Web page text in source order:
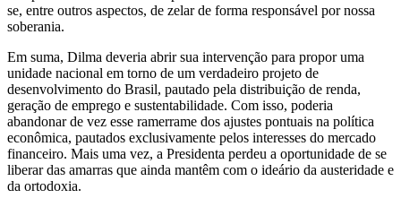
se, entre outros aspectos, de zelar de forma responsável por nossa
soberania.
Em suma, Dilma deveria abrir sua intervenção para propor uma
unidade nacional em torno de um verdadeiro projeto de
desenvolvimento do Brasil, pautado pela distribuição de renda,
geração de emprego e sustentabilidade. Com isso, poderia
abandonar de vez esse ramerrame dos ajustes pontuais na política
econômica, pautados exclusivamente pelos interesses do mercado
financeiro. Mais uma vez, a Presidenta perdeu a oportunidade de se
liberar das amarras que ainda mantêm com o ideário da austeridade e
da ortodoxia.